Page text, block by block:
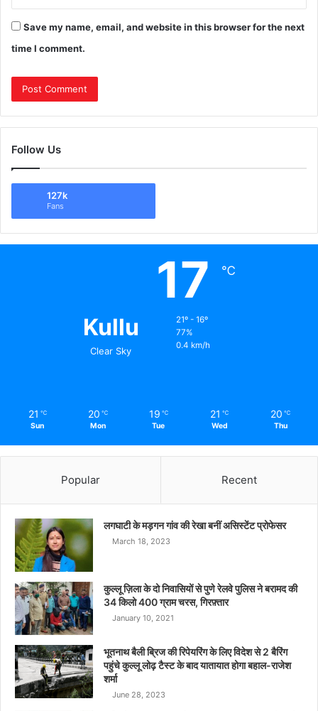
Save my name, email, and website in this browser for the next
time I comment.
Follow Us
127k
Fans
Kullu
Clear Sky
17 ℃
21º - 16º
77%
0.4 km/h
21 ℃
Sun
20 ℃
Mon
19 ℃
Tue
21 ℃
Wed
20 ℃
Thu
Popular Recent
लगघाटी के मड़गन गांव की रेखा बनीं असिस्टेंट प्रोफेसर
March 18, 2023
कुल्लू ज़िला के दो निवासियों से पुणे रेलवे पुलिस ने बरामद की
34 किलो 400 ग्राम चरस, गिरफ़्तार
January 10, 2021
भूतनाथ बैली ब्रिज की रिपेयरिंग के लिए विदेश से 2 बैरिंग
पहुंचे कुल्लू लोढ़ टैस्ट के बाद यातायात होगा बहाल-राजेश
शर्मा
June 28, 2023